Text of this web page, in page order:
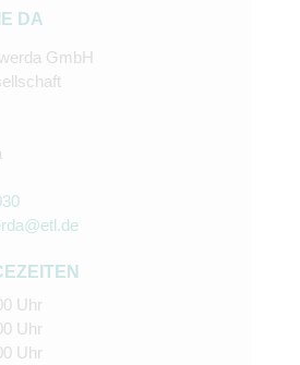
DA
GmbH
Uhr
Uhr
Uhr